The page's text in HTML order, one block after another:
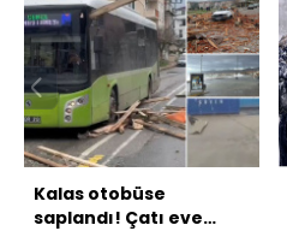
Kalas otobüse
saplandı! Çatı eve